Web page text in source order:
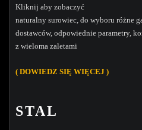
Kliknij aby zobaczyć
naturalny surowiec, do wyboru różne
dostawców, odpowiednie parametry,
z wieloma zaletami
( DOWIEDZ SIĘ WIĘCEJ )
STAL